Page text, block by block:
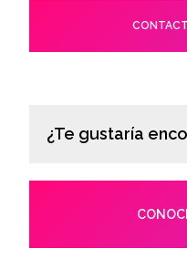
¿Te gustaría